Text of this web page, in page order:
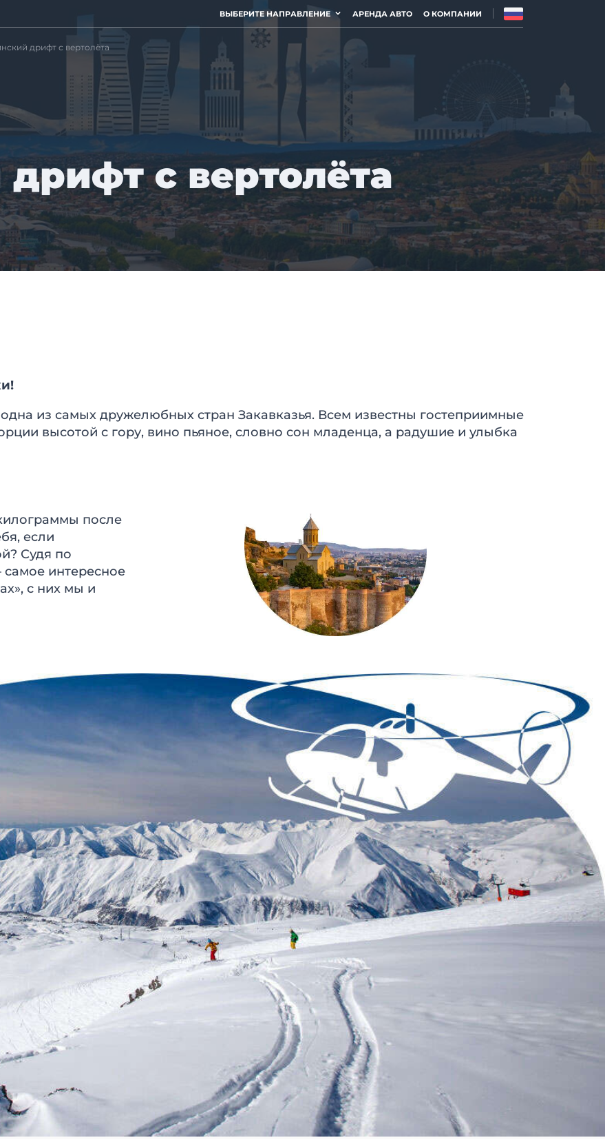
ВЫБЕРИТЕ НАПРАВЛЕНИЕ АРЕНДА АВТО О КОМПАНИИ
дрифт с вертолёта
с вертолёта
одна из самых дружелюбных стран Закавказья. Всем известны гостеприимные
высотой с гору, вино пьяное, словно сон младенца, а радушие и улыбка
после
если
Судя по
интересное
с них мы и